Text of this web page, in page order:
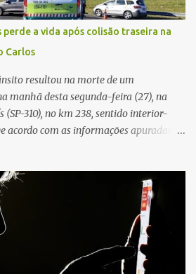
Militar de Santa Gertrudes atenderam a
para o trabalho da perícia. Até a
suspeito havia sido preso. A Polícia
da briga, a autoria dos disparos e as
ocorrência segue em anda...
a vida após colisão traseira na
Carlos
resultou na morte de um
manhã desta segunda-feira (27), na
(SP-310), no km 238, sentido interior-
acordo com as informações apuradas no
e congestionado devido a obras
em que ocorreu o impacto. Com
foi arremessado ao solo.
o capacete teria se desprendido
sofreu ferimentos gravíssimos e
de resgate e de atendimento da